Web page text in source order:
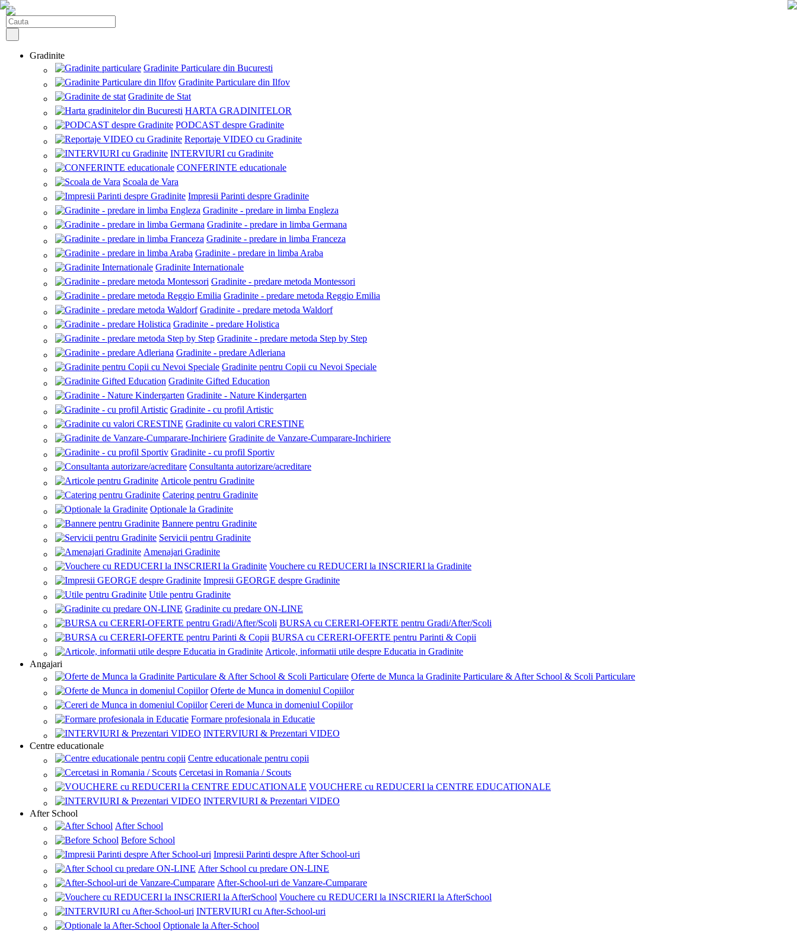
Gradinite
Gradinite Particulare din Bucuresti
Gradinite Particulare din Ilfov
Gradinite de Stat
HARTA GRADINITELOR
PODCAST despre Gradinite
Reportaje VIDEO cu Gradinite
INTERVIURI cu Gradinite
CONFERINTE educationale
Scoala de Vara
Impresii Parinti despre Gradinite
Gradinite - predare in limba Engleza
Gradinite - predare in limba Germana
Gradinite - predare in limba Franceza
Gradinite - predare in limba Araba
Gradinite Internationale
Gradinite - predare metoda Montessori
Gradinite - predare metoda Reggio Emilia
Gradinite - predare metoda Waldorf
Gradinite - predare Holistica
Gradinite - predare metoda Step by Step
Gradinite - predare Adleriana
Gradinite pentru Copii cu Nevoi Speciale
Gradinite Gifted Education
Gradinite - Nature Kindergarten
Gradinite - cu profil Artistic
Gradinite cu valori CRESTINE
Gradinite de Vanzare-Cumparare-Inchiriere
Gradinite - cu profil Sportiv
Consultanta autorizare/acreditare
Articole pentru Gradinite
Catering pentru Gradinite
Optionale la Gradinite
Bannere pentru Gradinite
Servicii pentru Gradinite
Amenajari Gradinite
Vouchere cu REDUCERI la INSCRIERI la Gradinite
Impresii GEORGE despre Gradinite
Utile pentru Gradinite
Gradinite cu predare ON-LINE
BURSA cu CERERI-OFERTE pentru Gradi/After/Scoli
BURSA cu CERERI-OFERTE pentru Parinti & Copii
Articole, informatii utile despre Educatia in Gradinite
Angajari
Oferte de Munca la Gradinite Particulare & After School & Scoli Particulare
Oferte de Munca in domeniul Copiilor
Cereri de Munca in domeniul Copiilor
Formare profesionala in Educatie
INTERVIURI & Prezentari VIDEO
Centre educationale
Centre educationale pentru copii
Cercetasi in Romania / Scouts
VOUCHERE cu REDUCERI la CENTRE EDUCATIONALE
INTERVIURI & Prezentari VIDEO
After School
After School
Before School
Impresii Parinti despre After School-uri
After School cu predare ON-LINE
After-School-uri de Vanzare-Cumparare
Vouchere cu REDUCERI la INSCRIERI la AfterSchool
INTERVIURI cu After-School-uri
Optionale la After-School